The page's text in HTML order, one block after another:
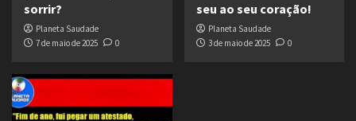
sorrir?
Planeta Saudade
7 de maio de 2025
0
seu ao seu coração!
Planeta Saudade
3 de maio de 2025
0